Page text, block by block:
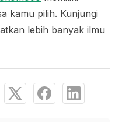
kamu pilih. Kunjungi
lebih banyak ilmu